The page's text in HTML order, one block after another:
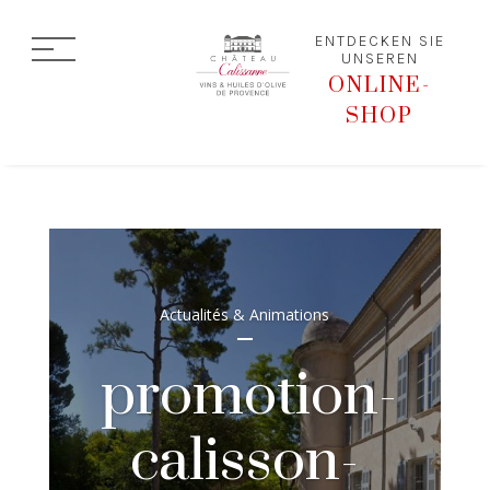
ENTDECKEN SIE
UNSEREN
ONLINE-
SHOP
Actualités & Animations
promotion-
calisson-